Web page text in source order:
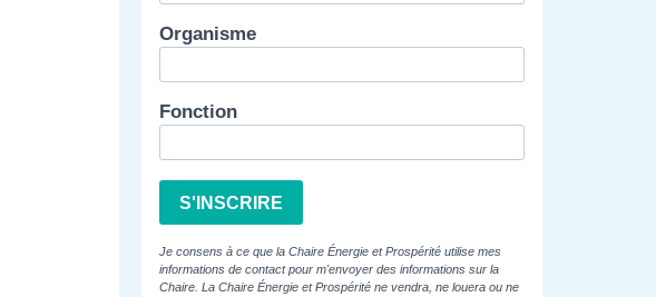
Organisme
Fonction
S'INSCRIRE
Je consens à ce que la Chaire Énergie et Prospérité utilise mes
informations de contact pour m'envoyer des informations sur la
Chaire. La Chaire Énergie et Prospérité ne vendra, ne louera ou ne